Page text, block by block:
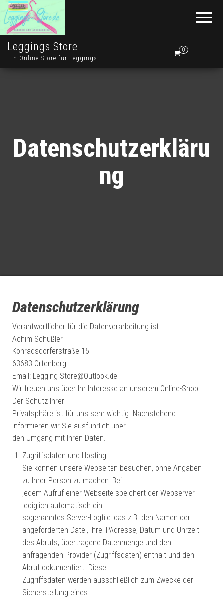
Leggings Store
Ein Online Store für Leggings
0
Datenschutzerkläru
ng
Datenschutzerklärung
Verantwortlicher für die Datenverarbeitung ist:
Achim Schüßler
Konradsdorferstraße 15
63683 Ortenberg
Email: Legging-Store@Outlook.de
Wir freuen uns über Ihr Interesse an unserem Online-Shop.
Der Schutz Ihrer
Privatsphäre ist für uns sehr wichtig. Nachstehend
informieren wir Sie ausführlich über
den Umgang mit Ihren Daten.
Zugriffsdaten und Hosting
Sie können unsere Webseiten besuchen, ohne Angaben
zu Ihrer Person zu machen. Bei
jedem Aufruf einer Webseite speichert der Webserver
lediglich automatisch ein
sogenanntes Server-Logfile, das z.B. den Namen der
angeforderten Datei, Ihre IPAdresse, Datum und Uhrzeit
des Abrufs, übertragene Datenmenge und den
anfragenden Provider (Zugriffsdaten) enthält und den
Abruf dokumentiert. Diese
Zugriffsdaten werden ausschließlich zum Zwecke der
Sicherstellung eines